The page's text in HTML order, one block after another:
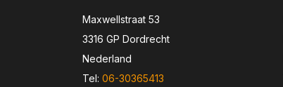
Maxwellstraat 53
3316 GP Dordrecht
Nederland
Tel: 06-30365413